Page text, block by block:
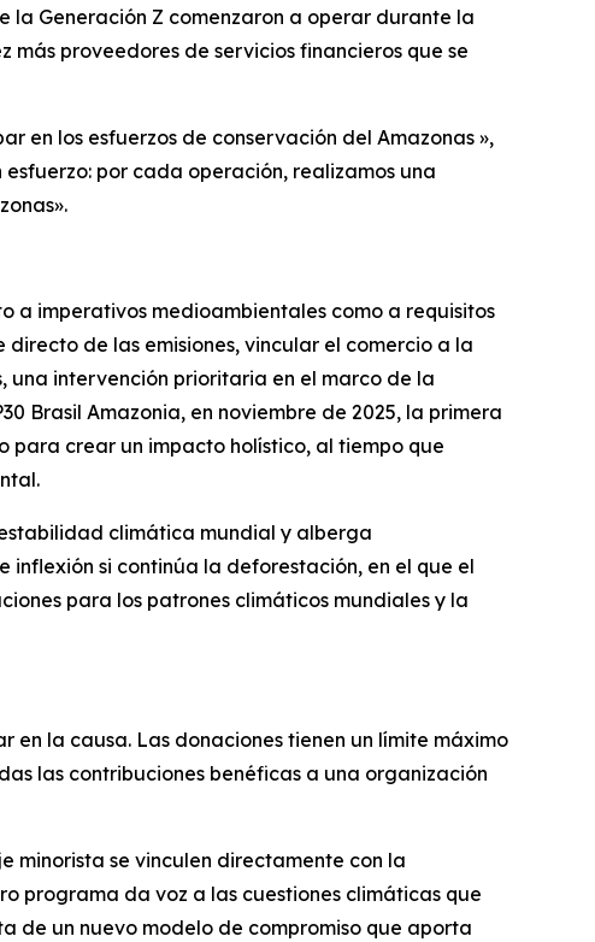
la Generación Z comenzaron a operar durante la
proveedores de servicios financieros que se
en los esfuerzos de conservación del Amazonas »,
por cada operación, realizamos una
a imperativos medioambientales como a requisitos
de las emisiones, vincular el comercio a la
intervención prioritaria en el marco de la
Brasil Amazonia, en noviembre de 2025, la primera
crear un impacto holístico, al tiempo que
climática mundial y alberga
inflexión si continúa la deforestación, en el que el
para los patrones climáticos mundiales y la
en la causa. Las donaciones tienen un límite máximo
las contribuciones benéficas a una organización
minorista se vinculen directamente con la
programa da voz a las cuestiones climáticas que
de un nuevo modelo de compromiso que aporta